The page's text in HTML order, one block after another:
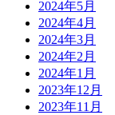
2024年5月
2024年4月
2024年3月
2024年2月
2024年1月
2023年12月
2023年11月